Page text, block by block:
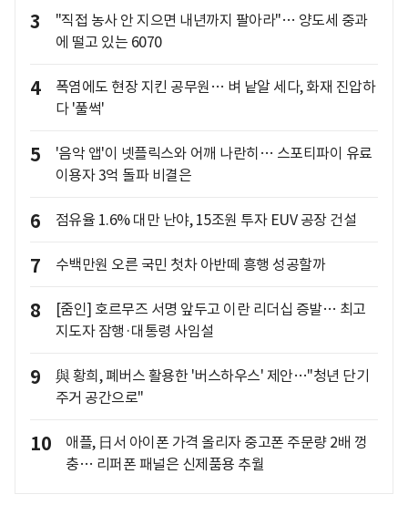
3
"직접 농사 안 지으면 내년까지 팔아라"… 양도세 중과
에 떨고 있는 6070
4
폭염에도 현장 지킨 공무원… 벼 낱알 세다, 화재 진압하
다 '풀썩'
5
'음악 앱'이 넷플릭스와 어깨 나란히… 스포티파이 유료
이용자 3억 돌파 비결은
6 점유율 1.6% 대만 난야, 15조원 투자 EUV 공장 건설
7 수백만원 오른 국민 첫차 아반떼 흥행 성공할까
8
[줌인] 호르무즈 서명 앞두고 이란 리더십 증발… 최고
지도자 잠행·대통령 사임설
9
與 황희, 폐버스 활용한 '버스하우스' 제안…"청년 단기
주거 공간으로"
10
애플, 日서 아이폰 가격 올리자 중고폰 주문량 2배 껑
충… 리퍼폰 패널은 신제품용 추월